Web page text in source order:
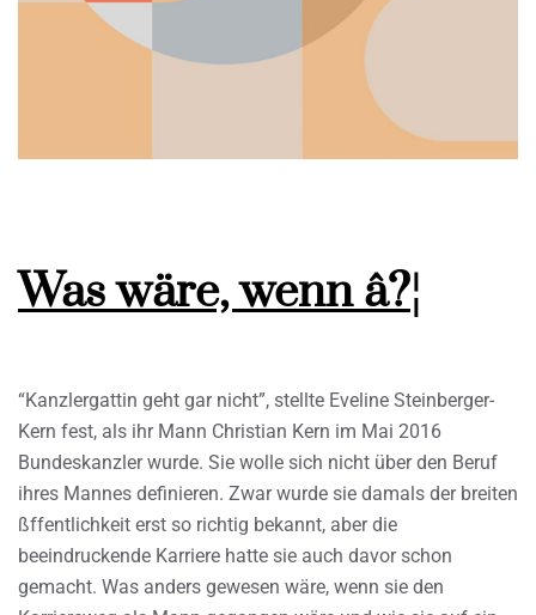
Was wäre, wenn â?¦
“Kanzlergattin geht gar nicht”, stellte Eveline Steinberger-
Kern fest, als ihr Mann Christian Kern im Mai 2016
Bundeskanzler wurde. Sie wolle sich nicht über den Beruf
ihres Mannes definieren. Zwar wurde sie damals der breiten
ßffentlichkeit erst so richtig bekannt, aber die
beeindruckende Karriere hatte sie auch davor schon
gemacht. Was anders gewesen wäre, wenn sie den